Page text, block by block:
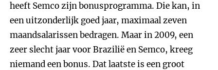
heeft Semco zijn bonusprogramma. Die kan, in
een uitzonderlijk goed jaar, maximaal zeven
maandsalarissen bedragen. Maar in 2009, een
zeer slecht jaar voor Brazilië en Semco, kreeg
niemand een bonus. Dat laatste is een groot